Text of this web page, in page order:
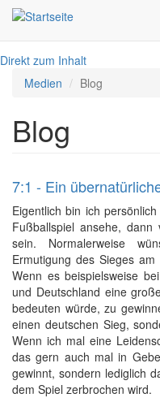
Direkt zum Inhalt
Medien Blog
Blog
7:1 - Ein
Eigentlich bin ich
Fußballspiel ansehe,
sein. Normalerweise
Ermutigung des Sieges
Wenn es beispielsweise
und Deutschland eine
bedeuten würde, zu
einen deutschen Sieg,
Wenn ich mal eine
das gern auch mal in
gewinnt, sondern lediglich
dem Spiel zerbrochen wird.